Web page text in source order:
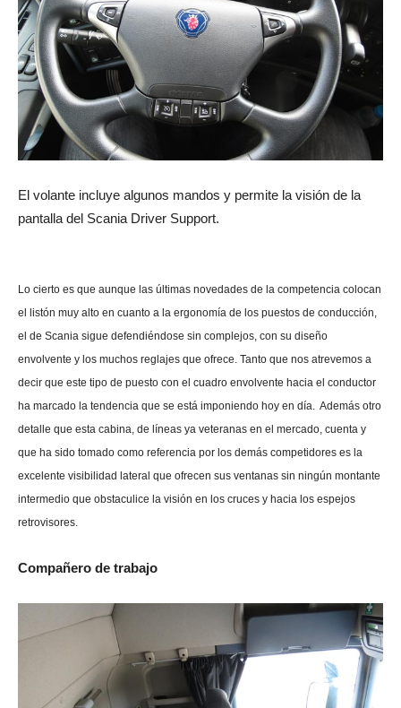
El volante incluye algunos mandos y permite la visión de la
pantalla del Scania Driver Support.
Lo cierto es que aunque las últimas novedades de la competencia colocan
el listón muy alto en cuanto a la ergonomía de los puestos de conducción,
el de Scania sigue defendiéndose sin complejos, con su diseño
envolvente y los muchos reglajes que ofrece. Tanto que nos atrevemos a
decir que este tipo de puesto con el cuadro envolvente hacia el conductor
ha marcado la tendencia que se está imponiendo hoy en día. Además otro
detalle que esta cabina, de líneas ya veteranas en el mercado, cuenta y
que ha sido tomado como referencia por los demás competidores es la
excelente visibilidad lateral que ofrecen sus ventanas sin ningún montante
intermedio que obstaculice la visión en los cruces y hacia los espejos
retrovisores.
Compañero de trabajo